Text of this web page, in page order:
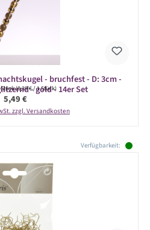
- bruchfest - D: 3cm -
- gold - 14er Set
(0,39 € / 1 Stück)
Regulärer Preis:
5,49 €
zzgl. Versandkosten
Verfügbarkeit: